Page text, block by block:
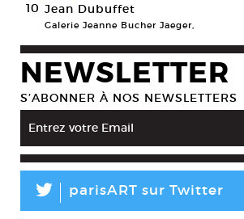
10 Jean Dubuffet
Galerie Jeanne Bucher Jaeger,
NEWSLETTER
S’ABONNER À NOS NEWSLETTERS
L parisART sur Twitter